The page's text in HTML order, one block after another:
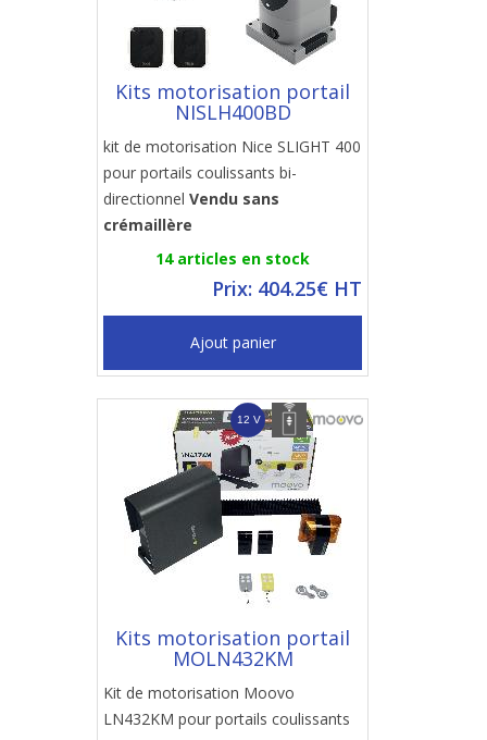
Kits motorisation portail
NISLH400BD
kit de motorisation Nice SLIGHT 400
pour portails coulissants bi-
directionnel Vendu sans
crémaillère
14 articles en stock
Prix: 404.25€ HT
Ajout panier
Kits motorisation portail
MOLN432KM
Kit de motorisation Moovo
LN432KM pour portails coulissants